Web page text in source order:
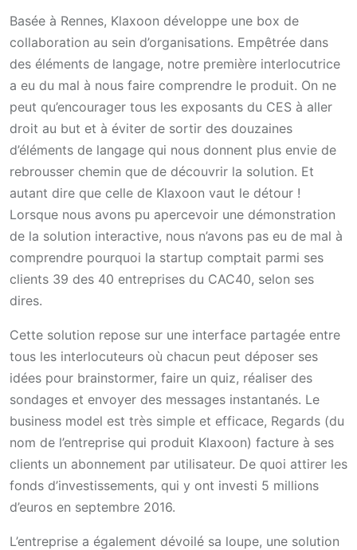
Basée à Rennes, Klaxoon développe une box de
collaboration au sein d’organisations. Empêtrée dans
des éléments de langage, notre première interlocutrice
a eu du mal à nous faire comprendre le produit. On ne
peut qu’encourager tous les exposants du CES à aller
droit au but et à éviter de sortir des douzaines
d’éléments de langage qui nous donnent plus envie de
rebrousser chemin que de découvrir la solution. Et
autant dire que celle de Klaxoon vaut le détour !
Lorsque nous avons pu apercevoir une démonstration
de la solution interactive, nous n’avons pas eu de mal à
comprendre pourquoi la startup comptait parmi ses
clients 39 des 40 entreprises du CAC40, selon ses
dires.
Cette solution repose sur une interface partagée entre
tous les interlocuteurs où chacun peut déposer ses
idées pour brainstormer, faire un quiz, réaliser des
sondages et envoyer des messages instantanés. Le
business model est très simple et efficace, Regards (du
nom de l’entreprise qui produit Klaxoon) facture à ses
clients un abonnement par utilisateur. De quoi attirer les
fonds d’investissements, qui y ont investi 5 millions
d’euros en septembre 2016.
L’entreprise a également dévoilé sa loupe, une solution